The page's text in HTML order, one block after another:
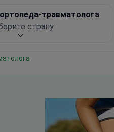
травматолога
страну